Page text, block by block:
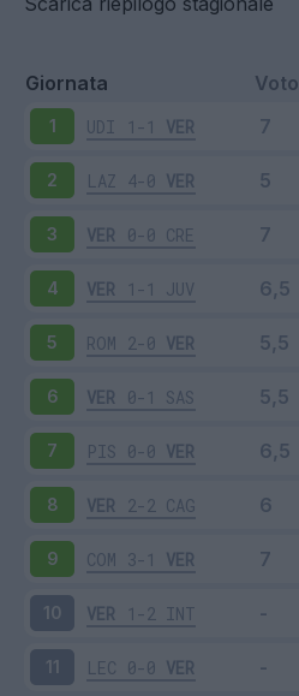
Giornata Voto
1 UDI 1-1 VER
2 LAZ 4-0 VER
3 VER 0-0 CRE
4 VER 1-1 JUV
5 ROM 2-0 VER
6 VER 0-1 SAS
7 PIS 0-0 VER
8 VER 2-2 CAG
9 COM 3-1 VER
10 VER 1-2 INT
11 LEC 0-0 VER